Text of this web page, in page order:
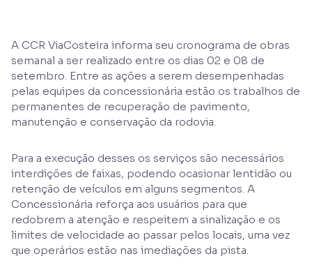
A CCR ViaCosteira informa seu cronograma de obras
semanal a ser realizado entre os dias 02 e 08 de
setembro. Entre as ações a serem desempenhadas
pelas equipes da concessionária estão os trabalhos de
permanentes de recuperação de pavimento,
manutenção e conservação da rodovia.
Para a execução desses os serviços são necessários
interdições de faixas, podendo ocasionar lentidão ou
retenção de veículos em alguns segmentos. A
Concessionária reforça aos usuários para que
redobrem a atenção e respeitem a sinalização e os
limites de velocidade ao passar pelos locais, uma vez
que operários estão nas imediações da pista.